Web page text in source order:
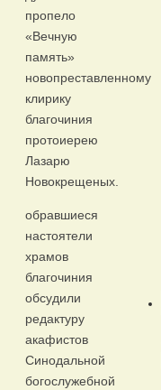
пропело
«Вечную
память»
новопреставленному
клирику
благочиния
протоиерею
Лазарю
Новокрещеных.
обравшиеся
настоятели
храмов
благочиния
обсудили
редактуру
акафистов
Синодальной
богослужебной